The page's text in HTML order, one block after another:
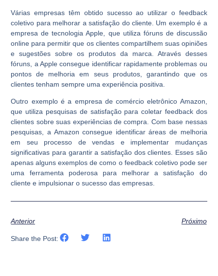
Várias empresas têm obtido sucesso ao utilizar o feedback
coletivo para melhorar a satisfação do cliente. Um exemplo é a
empresa de tecnologia Apple, que utiliza fóruns de discussão
online para permitir que os clientes compartilhem suas opiniões
e sugestões sobre os produtos da marca. Através desses
fóruns, a Apple consegue identificar rapidamente problemas ou
pontos de melhoria em seus produtos, garantindo que os
clientes tenham sempre uma experiência positiva.
Outro exemplo é a empresa de comércio eletrônico Amazon,
que utiliza pesquisas de satisfação para coletar feedback dos
clientes sobre suas experiências de compra. Com base nessas
pesquisas, a Amazon consegue identificar áreas de melhoria
em seu processo de vendas e implementar mudanças
significativas para garantir a satisfação dos clientes. Esses são
apenas alguns exemplos de como o feedback coletivo pode ser
uma ferramenta poderosa para melhorar a satisfação do
cliente e impulsionar o sucesso das empresas.
Anterior Próximo
Share the Post: